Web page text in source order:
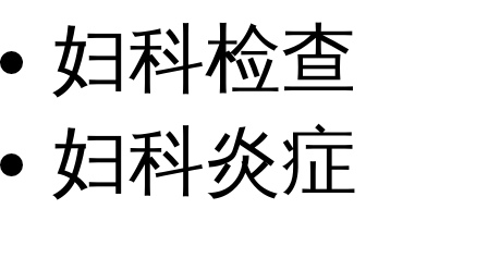
妇科检查
妇科炎症